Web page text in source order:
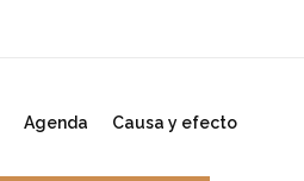
Agenda Causa y efecto